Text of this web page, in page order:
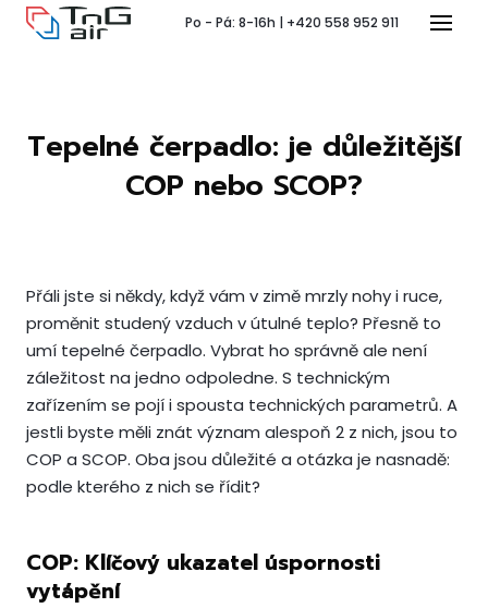
Menu
Po - Pá: 8-16h | +420 558 952 911
Tepelné čerpadlo: je důležitější
COP nebo SCOP?
Přáli jste si někdy, když vám v zimě mrzly nohy i ruce,
proměnit studený vzduch v útulné teplo? Přesně to
umí tepelné čerpadlo. Vybrat ho správně ale není
záležitost na jedno odpoledne. S technickým
zařízením se pojí i spousta technických parametrů. A
jestli byste měli znát význam alespoň 2 z nich, jsou to
COP a SCOP. Oba jsou důležité a otázka je nasnadě:
podle kterého z nich se řídit?
COP: Klíčový ukazatel úspornosti
vytápění